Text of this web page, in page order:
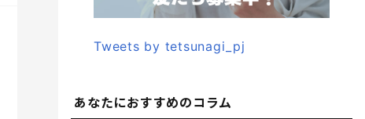
Tweets by tetsunagi_pj
あなたにおすすめのコラム